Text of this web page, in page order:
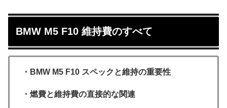
BMW M5 F10 維持費のすべて
・BMW M5 F10 スペックと維持の重要性
・燃費と維持費の直接的な関連